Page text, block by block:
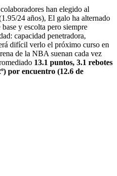
han elegido al
24 años), El galo ha alternado
y escolta pero siempre
capacidad penetradora,
difícil verlo el próximo curso en
de la NBA suenan cada vez
13.1 puntos, 3.1 rebotes
por encuentro (12.6 de